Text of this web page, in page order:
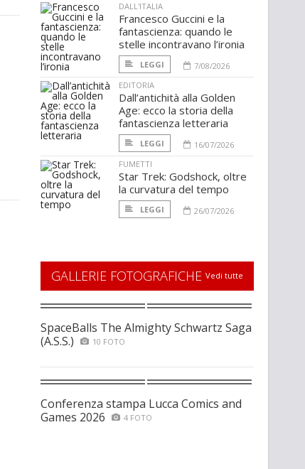
DALL'ITALIA
Francesco Guccini e la
fantascienza: quando le
stelle incontravano l’ironia
LEGGI
7/08/2026
EDITORIA
Dall’antichità alla Golden
Age: ecco la storia della
fantascienza letteraria
LEGGI
16/07/2026
FUMETTI
Star Trek: Godshock, oltre
la curvatura del tempo
LEGGI 26/07/2026
GALLERIE FOTOGRAFICHE Vedi tutte
SpaceBalls The Almighty Schwartz Saga
(A.S.S.)
10 FOTO
Conferenza stampa Lucca Comics and
Games 2026
4 FOTO